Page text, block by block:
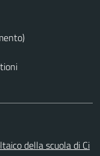
della scuola di Ci